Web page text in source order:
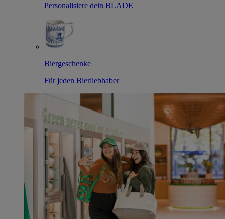
Personalisiere dein BLADE
Biergeschenke
Für jeden Bierliebhaber